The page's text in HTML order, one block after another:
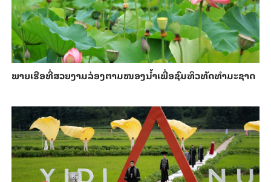
ພາຍ​ເຮືອທີ່​ສວຍ​ງາມ​ລ່ອງ​ຕາມ​​ໜອງນ້ຳ​​ເພື່ອ​ຊົມ​ທິວ​ທັດ​ທຳ​ມະ​ຊາດ